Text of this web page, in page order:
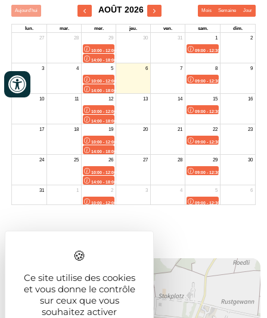
+
−
Ce site utilise des cookies
et vous donne le contrôle
sur ceux que vous
souhaitez activer